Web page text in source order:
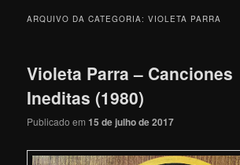
ARQUIVO DA CATEGORIA:VIOLETA PARRA
Violeta Parra – Canciones
Ineditas (1980)
Publicado em15 de julho de 2017